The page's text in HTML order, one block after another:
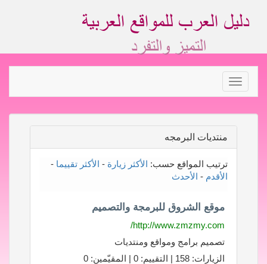
Toggle
navigation
منتديات البرمجه
ترتيب المواقع حسب: الأكثر زيارة - الأكثر تقييما -
الأقدم - الأحدث
موقع الشروق للبرمجة والتصميم
http://www.zmzmy.com/
تصميم برامج ومواقع ومنتديات
الزيارات: 158 | التقييم: 0 | المقيّمين: 0